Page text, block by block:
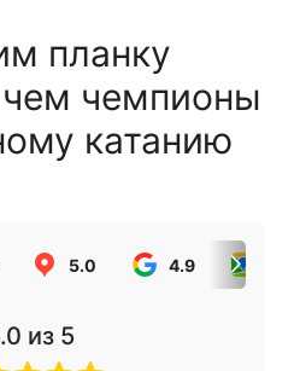
планку
чем чемпионы
катанию
5.0 4.9
из 5